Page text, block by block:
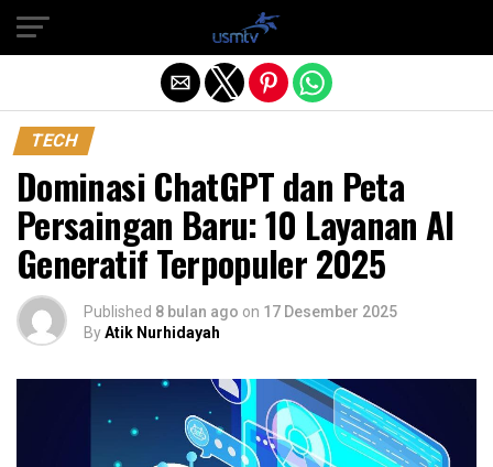
TECH
Dominasi ChatGPT dan Peta
Persaingan Baru: 10 Layanan AI
Generatif Terpopuler 2025
Published 8 bulan ago on 17 Desember 2025
ByAtik Nurhidayah
Exit mobile version